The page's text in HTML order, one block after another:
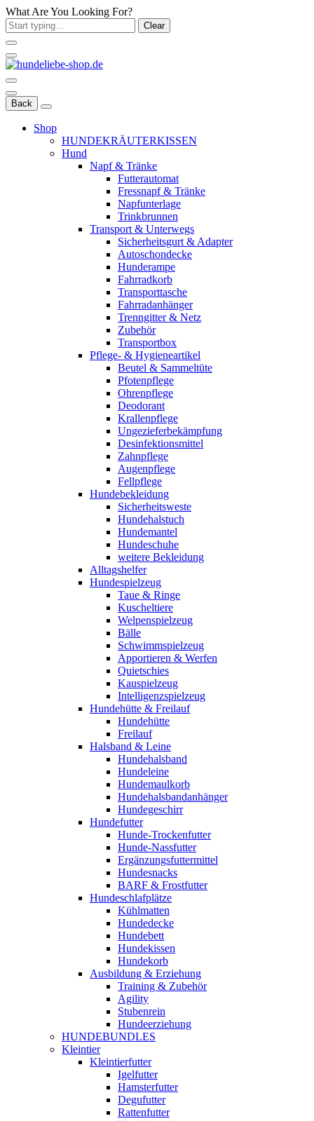
What Are You Looking For?
Clear
Back
Shop
HUNDEKRÄUTERKISSEN
Hund
Napf & Tränke
Futterautomat
Fressnapf & Tränke
Napfunterlage
Trinkbrunnen
Transport & Unterwegs
Sicherheitsgurt & Adapter
Autoschondecke
Hunderampe
Fahrradkorb
Transporttasche
Fahrradanhänger
Trenngitter & Netz
Zubehör
Transportbox
Pflege- & Hygieneartikel
Beutel & Sammeltüte
Pfotenpflege
Ohrenpflege
Deodorant
Krallenpflege
Ungezieferbekämpfung
Desinfektionsmittel
Zahnpflege
Augenpflege
Fellpflege
Hundebekleidung
Sicherheitsweste
Hundehalstuch
Hundemantel
Hundeschuhe
weitere Bekleidung
Alltagshelfer
Hundespielzeug
Taue & Ringe
Kuscheltiere
Welpenspielzeug
Bälle
Schwimmspielzeug
Apportieren & Werfen
Quietschies
Kauspielzeug
Intelligenzspielzeug
Hundehütte & Freilauf
Hundehütte
Freilauf
Halsband & Leine
Hundehalsband
Hundeleine
Hundemaulkorb
Hundehalsbandanhänger
Hundegeschirr
Hundefutter
Hunde-Trockenfutter
Hunde-Nassfutter
Ergänzungsfuttermittel
Hundesnacks
BARF & Frostfutter
Hundeschlafplätze
Kühlmatten
Hundedecke
Hundebett
Hundekissen
Hundekorb
Ausbildung & Erziehung
Training & Zubehör
Agility
Stubenrein
Hundeerziehung
HUNDEBUNDLES
Kleintier
Kleintierfutter
Igelfutter
Hamsterfutter
Degufutter
Rattenfutter